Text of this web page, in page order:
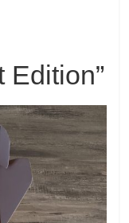
Edition”